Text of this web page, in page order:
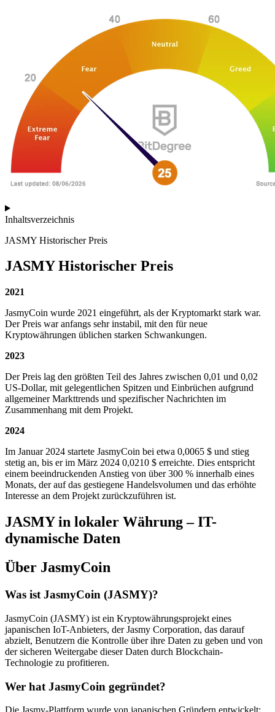
Inhaltsverzeichnis
JASMY Historischer Preis
JASMY Historischer Preis
2021
JasmyCoin wurde 2021 eingeführt, als der Kryptomarkt stark war.
Der Preis war anfangs sehr instabil, mit den für neue
Kryptowährungen üblichen starken Schwankungen.
2023
Der Preis lag den größten Teil des Jahres zwischen 0,01 und 0,02
US-Dollar, mit gelegentlichen Spitzen und Einbrüchen aufgrund
allgemeiner Markttrends und spezifischer Nachrichten im
Zusammenhang mit dem Projekt.
2024
Im Januar 2024 startete JasmyCoin bei etwa 0,0065 $ und stieg
stetig an, bis er im März 2024 0,0210 $ erreichte. Dies entspricht
einem beeindruckenden Anstieg von über 300 % innerhalb eines
Monats, der auf das gestiegene Handelsvolumen und das erhöhte
Interesse an dem Projekt zurückzuführen ist.
JASMY in lokaler Währung – IT-
dynamische Daten
Über JasmyCoin
Was ist JasmyCoin (JASMY)?
JasmyCoin (JASMY) ist ein Kryptowährungsprojekt eines
japanischen IoT-Anbieters, der Jasmy Corporation, das darauf
abzielt, Benutzern die Kontrolle über ihre Daten zu geben und von
der sicheren Weitergabe dieser Daten durch Blockchain-
Technologie zu profitieren.
Wer hat JasmyCoin gegründet?